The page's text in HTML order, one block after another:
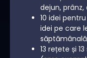
dejun,
10 idei
idei pe care
13 rețete și